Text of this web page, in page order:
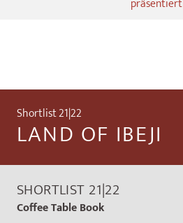
präsentiert
Shortlist 21|22
LAND OF IBEJI
SHORTLIST 21|22
Coffee Table Book